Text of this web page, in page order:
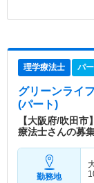
理学療法士 パ
グリーンライ
(パート)
【大阪府/吹田
療法士さんの募
勤務地